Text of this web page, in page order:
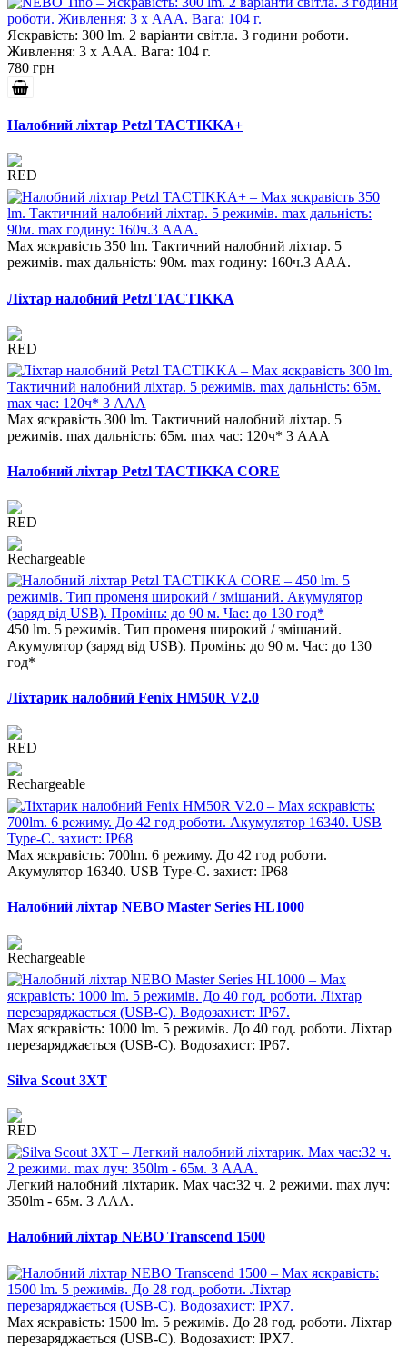
Яскравість: 300 lm. 2 варіанти світла. 3 години роботи.
Живлення: 3 х AAA. Вага: 104 г.
780 грн
Налобний ліхтар Petzl TACTIKKA+
Max яскравість 350 lm. Тактичний налобний ліхтар. 5
режимів. max дальність: 90м. max годину: 160ч.3 AAA.
Ліхтар налобний Petzl TACTIKKA
Max яскравість 300 lm. Тактичний налобний ліхтар. 5
режимів. max дальність: 65м. max час: 120ч* 3 AAA
Налобний ліхтар Petzl TACTIKKA CORE
450 lm. 5 режимів. Тип променя широкий / змішаний.
Акумулятор (заряд від USB). Промінь: до 90 м. Час: до 130
год*
Ліхтарик налобний Fenix HM50R V2.0
Max яскравість: 700lm. 6 режиму. До 42 год роботи.
Акумулятор 16340. USB Type-C. захист: IP68
Налобний ліхтар NEBO Master Series HL1000
Max яскравість: 1000 lm. 5 режимів. До 40 год. роботи. Ліхтар
перезаряджається (USB-C). Водозахист: IP67.
Silva Scout 3XT
Легкий налобний ліхтарик. Max час:32 ч. 2 режими. max луч:
350lm - 65м. 3 AAA.
Налобний ліхтар NEBO Transcend 1500
Max яскравість: 1500 lm. 5 режимів. До 28 год. роботи. Ліхтар
перезаряджається (USB-C). Водозахист: IPХ7.